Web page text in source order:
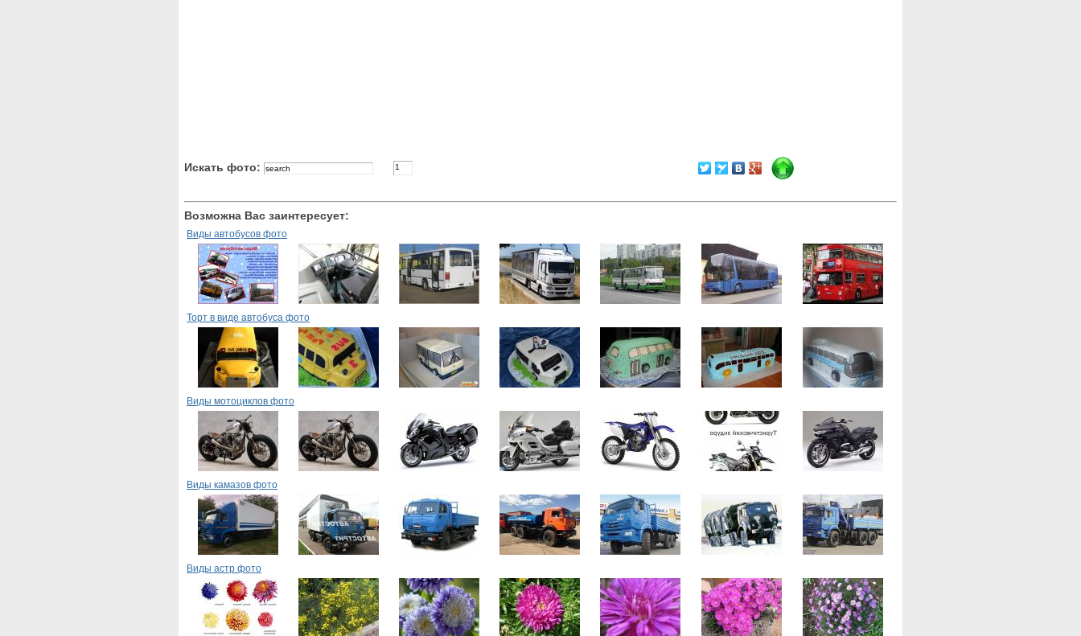
Искать фото:
Возможна Вас заинтересует:
Виды автобусов фото
Торт в виде автобуса фото
Виды мотоциклов фото
Виды камазов фото
Виды астр фото